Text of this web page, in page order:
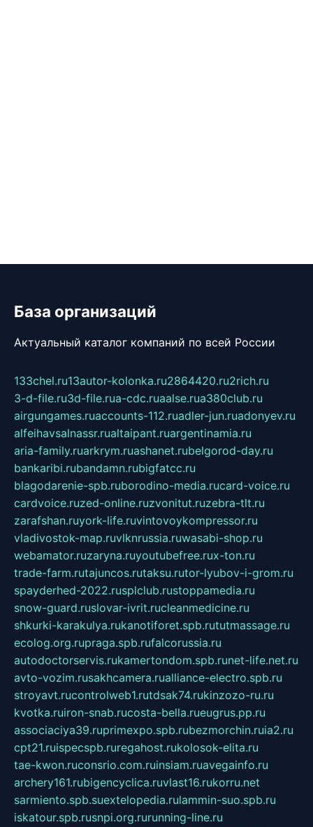
База организаций
Актуальный каталог компаний по всей России
133chel.ru13autor-kolonka.ru2864420.ru2rich.ru
3-d-file.ru3d-file.rua-cdc.ruaalse.rua380club.ru
airgungames.ruaccounts-112.ruadler-jun.ruadonyev.ru
alfeihavsalnassr.rualtaipant.ruargentinamia.ru
aria-family.ruarkrym.ruashanet.rubelgorod-day.ru
bankaribi.rubandamn.rubigfatcc.ru
blagodarenie-spb.ruborodino-media.rucard-voice.ru
cardvoice.ruzed-online.ruzvonitut.ruzebra-tlt.ru
zarafshan.ruyork-life.ruvintovoykompressor.ru
vladivostok-map.ruvlknrussia.ruwasabi-shop.ru
webamator.ruzaryna.ruyoutubefree.rux-ton.ru
trade-farm.rutajuncos.rutaksu.rutor-lyubov-i-grom.ru
spayderhed-2022.rusplclub.rustoppamedia.ru
snow-guard.ruslovar-ivrit.rucleanmedicine.ru
shkurki-karakulya.rukanotiforet.spb.rututmassage.ru
ecolog.org.rupraga.spb.rufalcorussia.ru
autodoctorservis.rukamertondom.spb.runet-life.net.ru
avto-vozim.rusakhcamera.rualliance-electro.spb.ru
stroyavt.rucontrolweb1.rutdsak74.rukinzozo-ru.ru
kvotka.ruiron-snab.rucosta-bella.rueugrus.pp.ru
associaciya39.ruprimexpo.spb.rubezmorchin.ruia2.ru
cpt21.ruispecspb.ruregahost.rukolosok-elita.ru
tae-kwon.ruconsrio.com.ruinsiam.ruavegainfo.ru
archery161.rubigencyclica.ruvlast16.rukorru.net
sarmiento.spb.suextelopedia.rulammin-suo.spb.ru
iskatour.spb.rusnpi.org.rurunning-line.ru